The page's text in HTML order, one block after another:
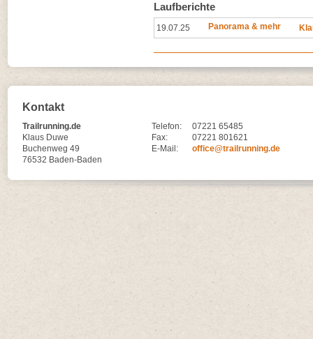
Laufberichte
19.07.25 Panorama & mehr
Kontakt
Trailrunning.de
Klaus Duwe
Buchenweg 49
76532 Baden-Baden
Telefon:
07221 65485
Fax:
07221 801621
E-Mail:
office@trailrunning.de